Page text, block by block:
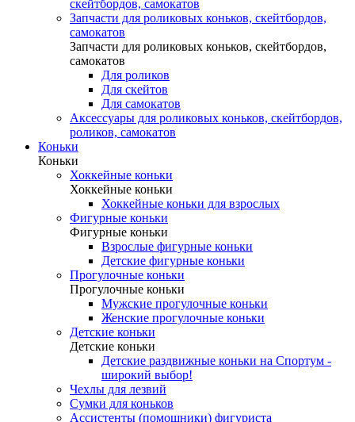
скейтбордов, самокатов
Запчасти для роликовых коньков, скейтбордов,
самокатов
Запчасти для роликовых коньков, скейтбордов,
самокатов
Для роликов
Для скейтов
Для самокатов
Аксессуары для роликовых коньков, скейтбордов,
роликов, самокатов
Коньки
Коньки
Хоккейные коньки
Хоккейные коньки
Хоккейные коньки для взрослых
Фигурные коньки
Фигурные коньки
Взрослые фигурные коньки
Детские фигурные коньки
Прогулочные коньки
Прогулочные коньки
Мужские прогулочные коньки
Женские прогулочные коньки
Детские коньки
Детские коньки
Детские раздвижные коньки на Спортум -
широкий выбор!
Чехлы для лезвий
Сумки для коньков
Ассистенты (помощники) фигуриста